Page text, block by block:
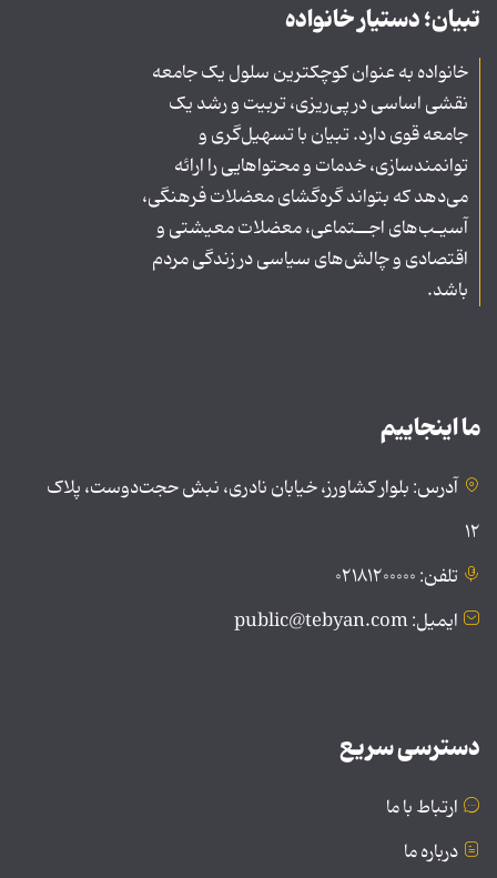
تبیان؛ دستیار خانواده
خانواده به عنوان کوچکترین سلول یک جامعه
نقشی اساسی در پی‌ریزی، تربیت و رشد یک
جامعه قوی دارد. تبیان با تسهیل‌گری و
توانمندسازی، خدمات و محتواهایی را ارائه
می‌دهد که بتواند گره‌گشای معضلات فرهنگی،
آسیـب‌های اجــتماعی، معضلات معیشتی و
اقتصادی و چالش‌های سیاسی در زندگی مردم
باشد.
ما اینجاییم
آدرس: بلوار کشاورز، خیابان نادری، نبش حجت‌دوست، پلاک
۱۲
تلفن: ۰۲۱۸۱۲۰۰۰۰۰
ایمیل: public@tebyan.com
دسترسی سریع
ارتباط با ما
درباره ما